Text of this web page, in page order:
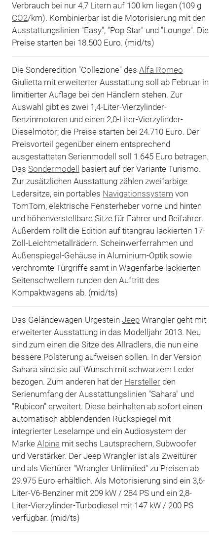
Verbrauch bei nur 4,7 Litern auf 100 km liegen (109 g
CO2/km). Kombinierbar ist die Motorisierung mit den
Ausstattungslinien "Easy", "Pop Star" und "Lounge". Die
Preise starten bei 18.500 Euro. (mid/ts)
Die Sonderedition "Collezione" des Alfa Romeo
Giulietta mit erweiterter Ausstattung soll ab Februar in
limitierter Auflage bei den Händlern stehen. Zur
Auswahl gibt es zwei 1,4-Liter-Vierzylinder-
Benzinmotoren und einen 2,0-Liter-Vierzylinder-
Dieselmotor; die Preise starten bei 24.710 Euro. Der
Preisvorteil gegenüber einem entsprechend
ausgestatteten Serienmodell soll 1.645 Euro betragen.
Das Sondermodell
basiert auf der Variante Turismo.
Zur zusätzlichen Ausstattung zählen zweifarbige
Ledersitze, ein portables Navigationssystem von
TomTom, elektrische Fensterheber vorne und hinten
und höhenverstellbare Sitze für Fahrer und Beifahrer.
Außerdem rollt die Edition auf titangrau lackierten 17-
Zoll-Leichtmetallrädern. Scheinwerferrahmen und
Außenspiegel-Gehäuse in Aluminium-Optik sowie
verchromte Türgriffe samt in Wagenfarbe lackierten
Seitenschwellern runden den Auftritt des
Kompaktwagens ab. (mid/ts)
Das Geländewagen-Urgestein JeepWrangler geht mit
erweiterter Ausstattung in das Modelljahr 2013. Neu
sind zum einen die Sitze des Allradlers, die nun eine
bessere Polsterung aufweisen sollen. In der Version
Sahara sind sie auf Wunsch mit schwarzem Leder
bezogen. Zum anderen hat der Herstellerden
Serienumfang der Ausstattungslinien "Sahara" und
"Rubicon" erweitert. Diese beinhalten ab sofort einen
automatisch abblendenden Rückspiegel mit
integrierter Leselampe und ein Audiosystem der
Marke Alpine mit sechs Lautsprechern, Subwoofer
und Verstärker. Der Jeep Wrangler ist als Zweitürer
und als Viertürer "Wrangler Unlimited" zu Preisen ab
29.975 Euro erhältlich. Als Motorisierung sind ein 3,6-
Liter-V6-Benziner mit 209 kW / 284 PS und ein 2,8-
Liter-Vierzylinder-Turbodiesel mit 147 kW / 200 PS
verfügbar. (mid/ts)